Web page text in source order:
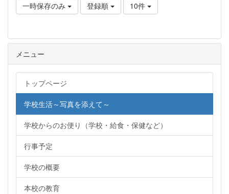
一時保存のみ 登録順 10件
メニュー
トップページ
学校生活～写真を添えて～
学校からのお便り（学校・給食・保健など）
行事予定
学校の概要
本校の教育